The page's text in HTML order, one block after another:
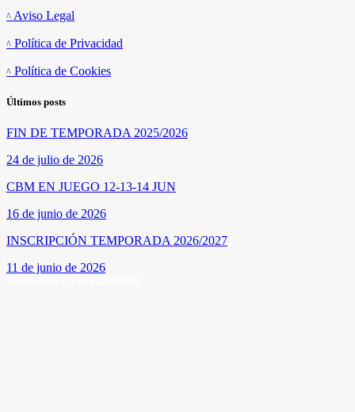
Aviso Legal
Política de Privacidad
Política de Cookies
Últimos posts
FIN DE TEMPORADA 2025/2026
24 de julio de 2026
CBM EN JUEGO 12-13-14 JUN
16 de junio de 2026
INSCRIPCIÓN TEMPORADA 2026/2027
11 de junio de 2026